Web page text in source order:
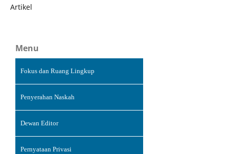
Artikel
Menu
Fokus dan Ruang Lingkup
Penyerahan Naskah
Dewan Editor
Pernyataan Privasi